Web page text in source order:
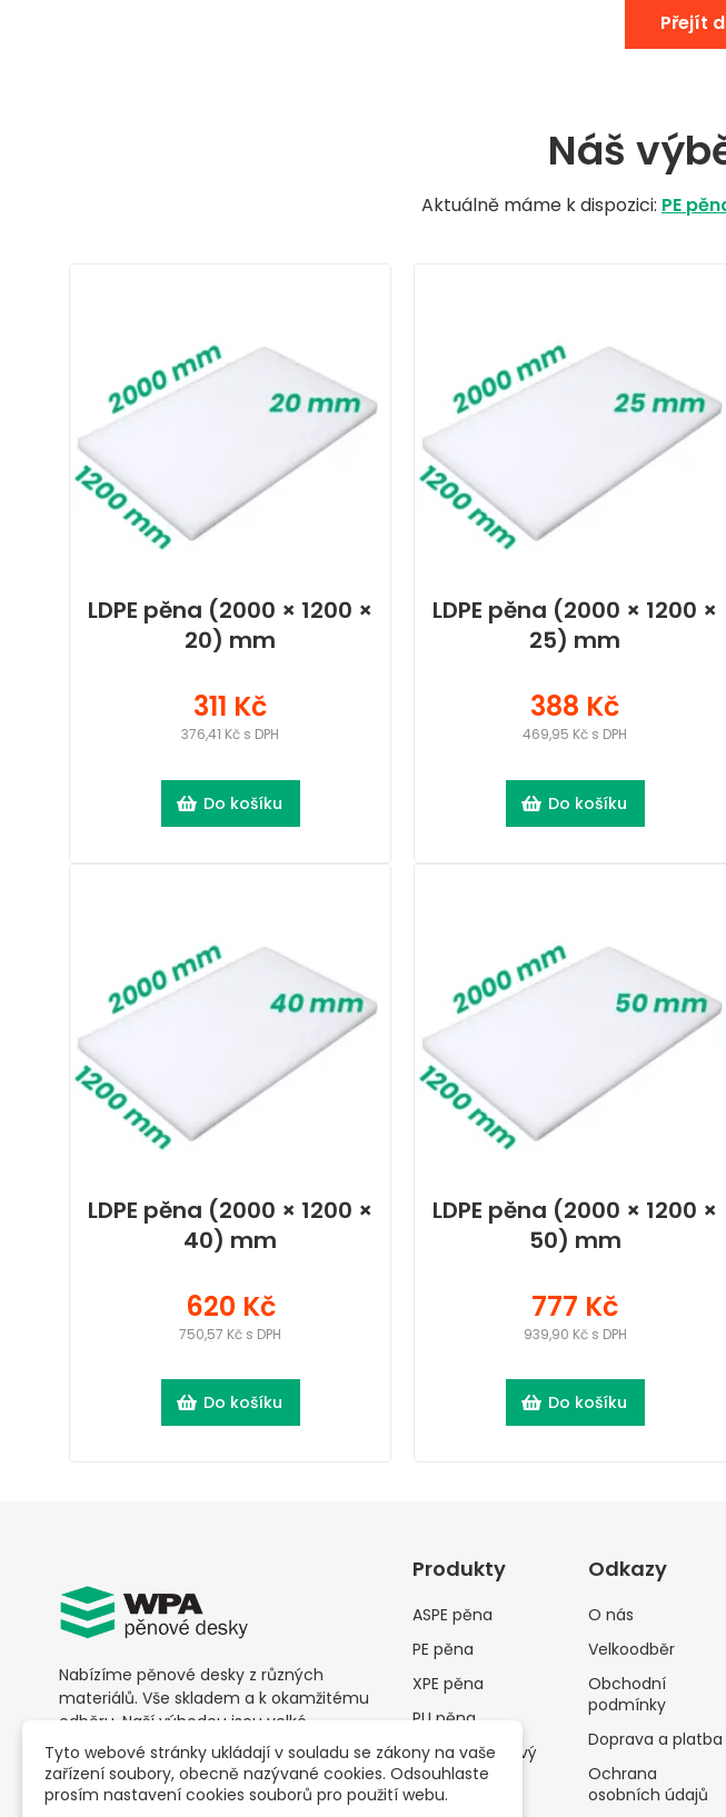
Přejít
Náš
Aktuálně máme k dispozici: PE
LDPE pěna (2000 × 1200 ×
20) mm
311 Kč
376,41 Kč s DPH
Do košíku
LDPE pěna (2000 × 1200 ×
25) mm
388 Kč
469,95 Kč s DPH
Do košíku
LDPE pěna (2000 × 1200 ×
40) mm
620 Kč
750,57 Kč s DPH
Do košíku
LDPE pěna (2000 × 1200 ×
50) mm
777 Kč
939,90 Kč s DPH
Do košíku
Produkty
ASPE pěna
PE pěna
XPE pěna
PU pěna
Ostatní obalový
materiál
Odkazy
O nás
Velkoodběr
Obchodní
podmínky
Doprava a platba
Ochrana
osobních údajů
Nabízíme pěnové desky z různých
materiálů. Vše skladem a k okamžitému
odběru. Naší výhodou jsou velké
skladovací prostory. Neomezujeme
odběr vysokým počtem kusů, u nás je
možnéodběr už od jednoho kusuza
Tyto webové stránky ukládají v souladu se zákony na vaše
zařízení soubory, obecně nazývané cookies. Odsouhlaste
prosím nastavení cookies souborů pro použití webu.